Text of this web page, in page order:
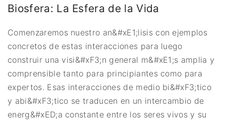
Biosfera: La Esfera de la Vida
Comenzaremos nuestro an&#xE1;lisis con ejemplos
concretos de estas interacciones para luego
construir una visi&#xF3;n general m&#xE1;s amplia y
comprensible tanto para principiantes como para
expertos. Esas interacciones de medio bi&#xF3;tico
y abi&#xF3;tico se traducen en un intercambio de
energ&#xED;a constante entre los seres vivos y su